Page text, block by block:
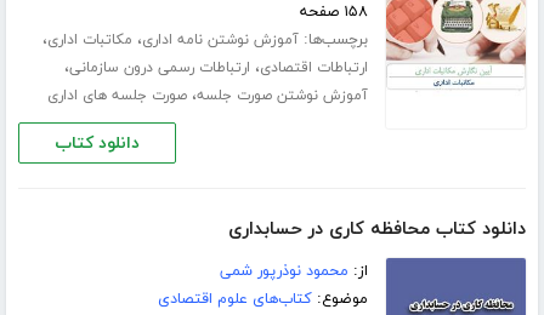
۱۵۸ صفحه
برچسب‌ها:آموزش نوشتن نامه اداری، مکاتبات اداری،
ارتباطات اقتصادی، ارتباطات رسمی درون سازمانی،
آموزش نوشتن صورت جلسه،صورت جلسه های اداری
دانلود کتاب
دانلود کتاب محافظه کاری در حسابداری
از: محمود نوذرپور شمی
موضوع:کتاب‌های علوم اقتصادی